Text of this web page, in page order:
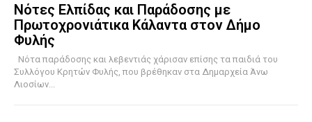
Νότες Ελπίδας και Παράδοσης με
Πρωτοχρονιάτικα Κάλαντα στον Δήμο
Φυλής
Νότα παράδοσης και λεβεντιάς χάρισαν επίσης τα παιδιά του
Συλλόγου Κρητών Φυλής, που βρέθηκαν στα Δημαρχεία Άνω
Λιοσίων...